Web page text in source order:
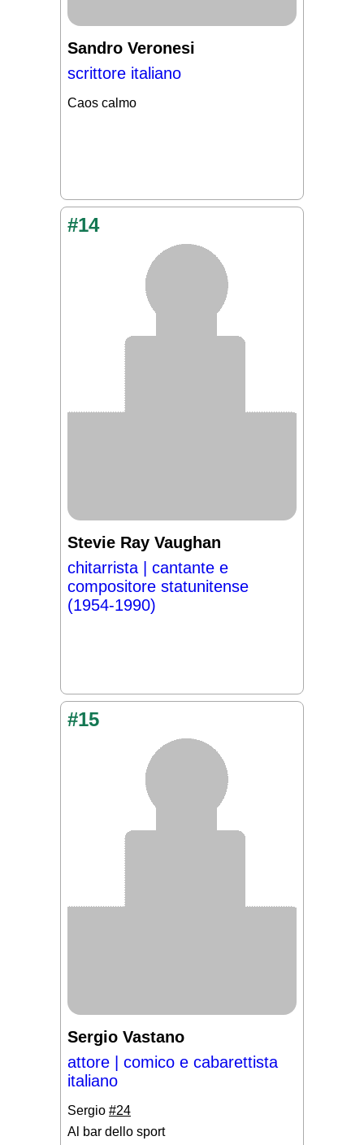
Sandro Veronesi
scrittore italiano
Caos calmo
#14
Stevie Ray Vaughan
chitarrista | cantante e
compositore statunitense
(1954-1990)
#15
Sergio Vastano
attore | comico e cabarettista
italiano
Sergio #24
Al bar dello sport